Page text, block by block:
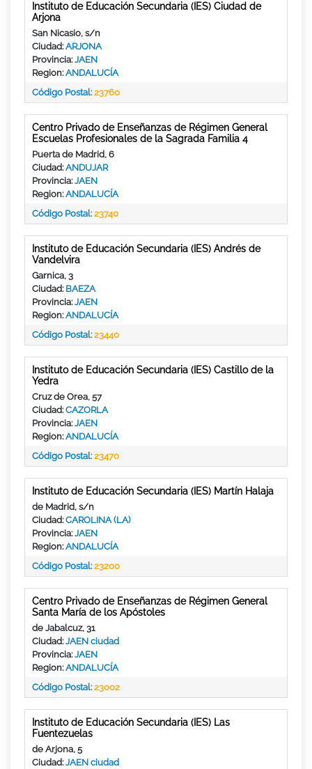
Instituto de Educación Secundaria (IES) Ciudad de
Arjona
San Nicasio, s/n
Ciudad:ARJONA
Provincia:JAEN
Region:ANDALUCÍA
Código Postal:23760
Centro Privado de Enseñanzas de Régimen General
Escuelas Profesionales de la Sagrada Familia 4
Puerta de Madrid, 6
Ciudad:ANDUJAR
Provincia:JAEN
Region:ANDALUCÍA
Código Postal:23740
Instituto de Educación Secundaria (IES) Andrés de
Vandelvira
Garnica, 3
Ciudad: BAEZA
Provincia:JAEN
Region:ANDALUCÍA
Código Postal:23440
Instituto de Educación Secundaria (IES) Castillo de la
Yedra
Cruz de Orea, 57
Ciudad:CAZORLA
Provincia:JAEN
Region:ANDALUCÍA
Código Postal:23470
Instituto de Educación Secundaria (IES) Martín Halaja
de Madrid, s/n
Ciudad:CAROLINA (LA)
Provincia:JAEN
Region:ANDALUCÍA
Código Postal:23200
Centro Privado de Enseñanzas de Régimen General
Santa María de los Apóstoles
de Jabalcuz, 31
Ciudad:JAEN ciudad
Provincia:JAEN
Region:ANDALUCÍA
Código Postal:23002
Instituto de Educación Secundaria (IES) Las
Fuentezuelas
de Arjona, 5
Ciudad:JAEN ciudad